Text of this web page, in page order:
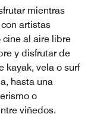
mientras
artistas
cine al aire libre
y disfrutar de
kayak, vela o surf
hasta una
o
viñedos.